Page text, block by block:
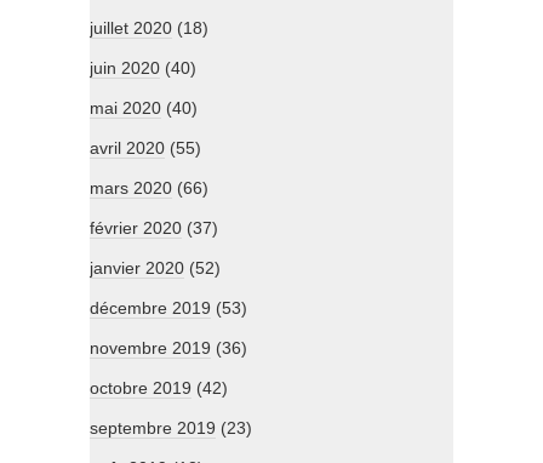
juillet 2020 (18)
juin 2020 (40)
mai 2020 (40)
avril 2020 (55)
mars 2020 (66)
février 2020 (37)
janvier 2020 (52)
décembre 2019 (53)
novembre 2019 (36)
octobre 2019 (42)
septembre 2019 (23)